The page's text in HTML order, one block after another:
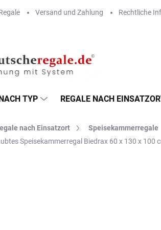
Versand und Zahlung Rechtliche
TYP REGALE NACH
nach Einsatzort
Speisekammerregale
Speisekammerregal Biedrax 60 x 130 x